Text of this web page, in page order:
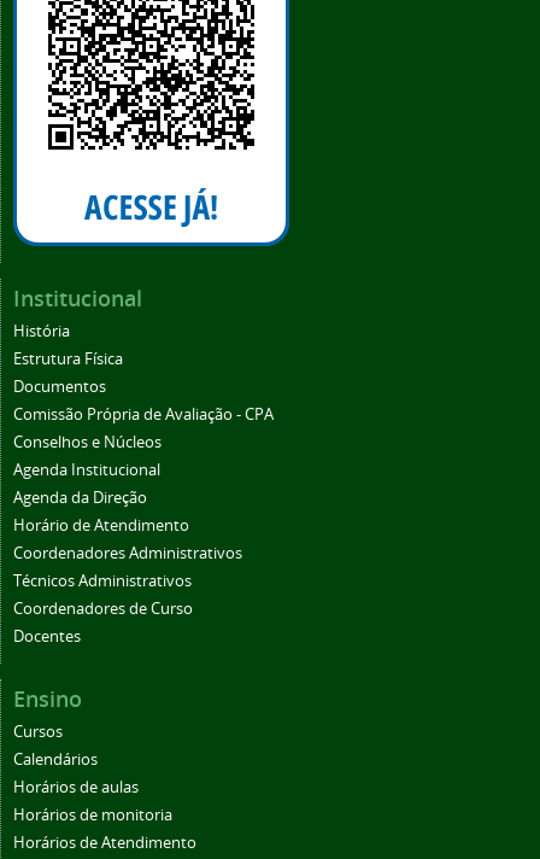
Institucional
História
Estrutura Física
Documentos
Comissão Própria de Avaliação - CPA
Conselhos e Núcleos
Agenda Institucional
Agenda da Direção
Horário de Atendimento
Coordenadores Administrativos
Técnicos Administrativos
Coordenadores de Curso
Docentes
Ensino
Cursos
Calendários
Horários de aulas
Horários de monitoria
Horários de Atendimento